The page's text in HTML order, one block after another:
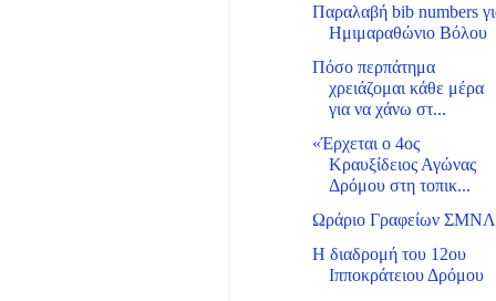
Παραλαβή bib numbers
Ημιμαραθώνιο Βόλου
Πόσο περπάτημα
χρειάζομαι κάθε μέρα
για να χάνω στ...
«Έρχεται ο 4ος
Κραυξίδειος Αγώνας
Δρόμου στη τοπικ...
Ωράριο Γραφείων ΣΜΝΛ
Η διαδρομή του 12ου
Ιπποκράτειου Δρόμου